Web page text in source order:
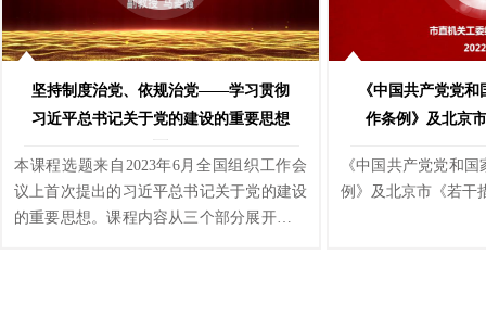
坚持制度治党、依规治党——学习贯彻
习近平总书记关于党的建设的重要思想
本课程选题来自2023年6月全国组织工作会
议上首次提出的习近平总书记关于党的建设
的重要思想。课程内容从三个部分展开：一
《中国共产党党
作条例》及北京
《中国共产党党和
例》及北京市《若干